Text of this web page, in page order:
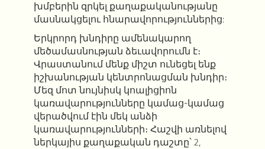
խմբերին զրկել քաղաքականությանը
մասնակցելու հնարավորություններից:
Երկրորդ խնդիրը ամենակարող
մեծամասնության ձեւավորումն է։
Վրաստանում մենք միշտ ունեցել ենք
իշխանության կենտրոնացման խնդիր։
Մեզ մոտ նույնիսկ կոալիցիոն
կառավարությունները կամաց-կամաց
վերածվում էին մեկ անձի
կառավարությունների։ Հաշվի առնելով
ներկայիս քաղաքական դաշտը՝ 2,